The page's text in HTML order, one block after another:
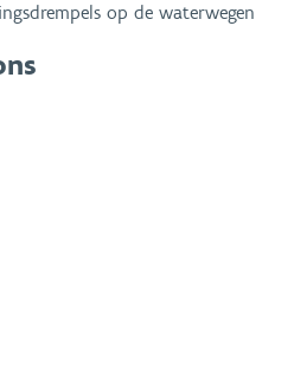
op de waterwegen